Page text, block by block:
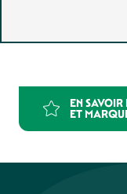
Camping La
Camping le
Camping Les
EN SAVOIR
ET